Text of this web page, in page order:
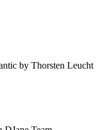
by Thorsten Leucht